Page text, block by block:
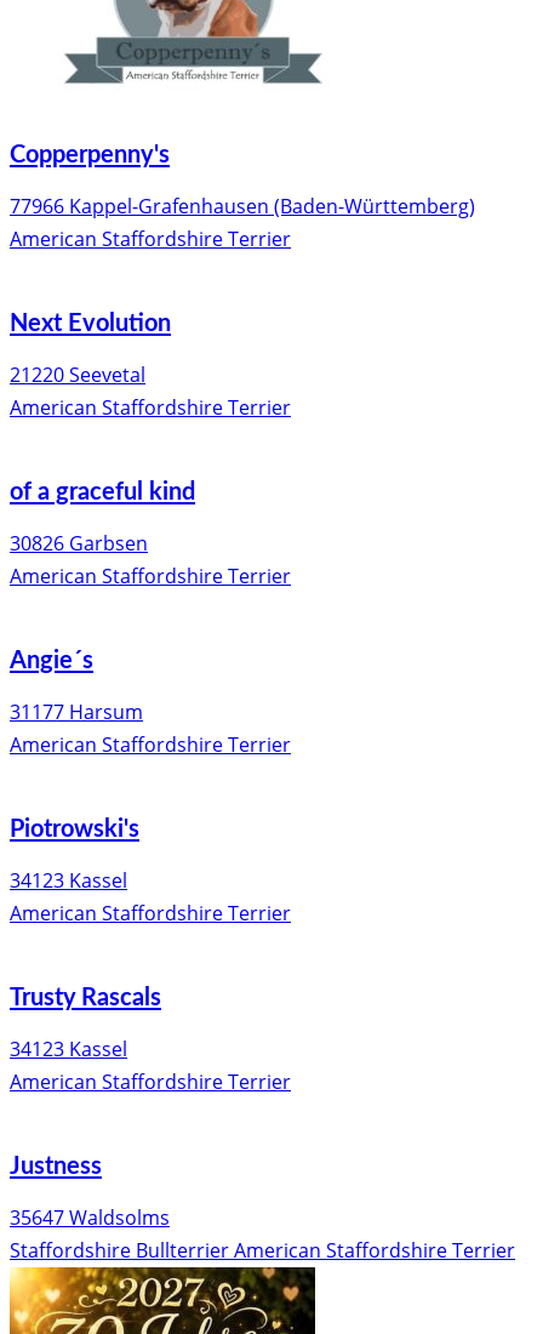
Copperpenny's
77966 Kappel-Grafenhausen (Baden-Württemberg)
American Staffordshire Terrier
Next Evolution
21220 Seevetal
American Staffordshire Terrier
of a graceful kind
30826 Garbsen
American Staffordshire Terrier
Angie´s
31177 Harsum
American Staffordshire Terrier
Piotrowski's
34123 Kassel
American Staffordshire Terrier
Trusty Rascals
34123 Kassel
American Staffordshire Terrier
Justness
35647 Waldsolms
Staffordshire BullterrierAmerican Staffordshire Terrier